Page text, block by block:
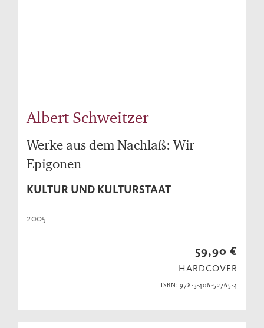
Albert Schweitzer
Werke aus dem Nachlaß: Wir
Epigonen
KULTUR UND KULTURSTAAT
2005
59,90 €
HARDCOVER
ISBN: 978-3-406-52765-4